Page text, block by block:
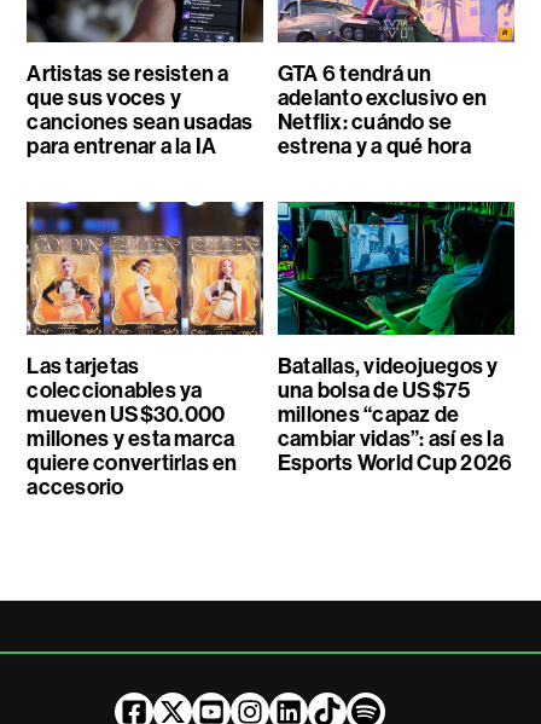
Artistas se resisten a
que sus voces y
canciones sean usadas
para entrenar a la IA
GTA 6 tendrá un
adelanto exclusivo en
Netflix: cuándo se
estrena y a qué hora
Las tarjetas
coleccionables ya
mueven US$30.000
millones y esta marca
quiere convertirlas en
accesorio
Batallas, videojuegos y
una bolsa de US$75
millones “capaz de
cambiar vidas”: así es la
Esports World Cup 2026